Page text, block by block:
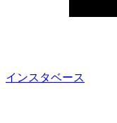
インスタベース